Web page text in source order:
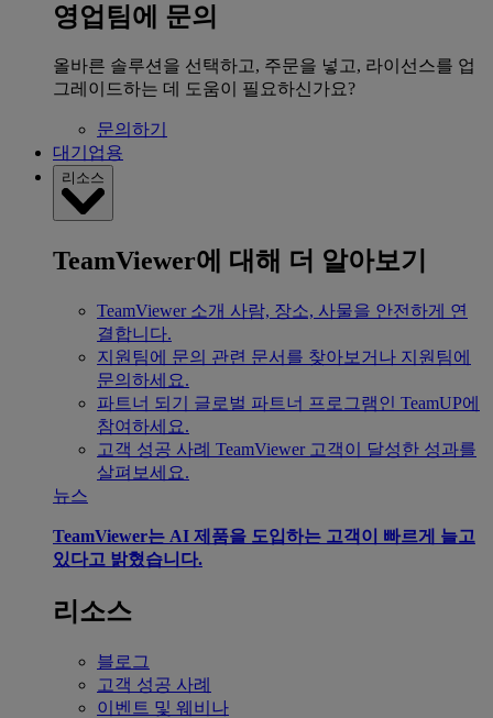
영업팀에 문의
올바른 솔루션을 선택하고, 주문을 넣고, 라이선스를 업
그레이드하는 데 도움이 필요하신가요?
문의하기
대기업용
리소스
TeamViewer에 대해 더 알아보기
TeamViewer 소개 사람, 장소, 사물을 안전하게 연
결합니다.
지원팀에 문의 관련 문서를 찾아보거나 지원팀에
문의하세요.
파트너 되기
글로벌 파트너 프로그램인 TeamUP에
참여하세요.
고객 성공 사례 TeamViewer 고객이 달성한 성과를
살펴보세요.
뉴스
TeamViewer는 AI 제품을 도입하는 고객이 빠르게 늘고
있다고 밝혔습니다.
리소스
블로그
고객 성공 사례
이벤트 및 웨비나